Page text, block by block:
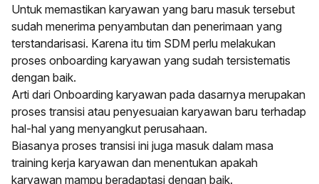
Untuk memastikan karyawan yang baru masuk tersebut
sudah menerima penyambutan dan penerimaan yang
terstandarisasi. Karena itu tim SDM perlu melakukan
proses onboarding karyawan yang sudah tersistematis
dengan baik.
Arti dari Onboarding karyawan pada dasarnya merupakan
proses transisi atau penyesuaian karyawan baru terhadap
hal-hal yang menyangkut perusahaan.
Biasanya proses transisi ini juga masuk dalam masa
training kerja karyawan dan menentukan apakah
karyawan mampu beradaptasi dengan baik.